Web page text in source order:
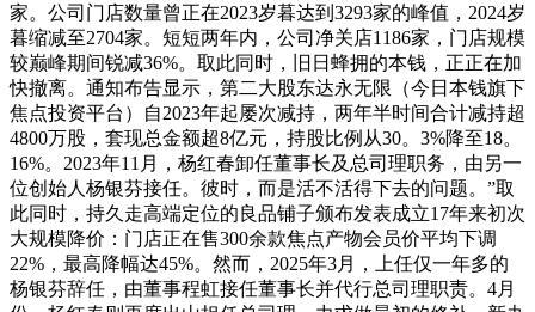
家。公司门店数量曾正在2023岁暮达到3293家的峰值，2024岁
暮缩减至2704家。短短两年内，公司净关店1186家，门店规模
较巅峰期间锐减36%。取此同时，旧日蜂拥的本钱，正正在加
快撤离。通知布告显示，第二大股东达永无限（今日本钱旗下
焦点投资平台）自2023年起屡次减持，两年半时间合计减持超
4800万股，套现总金额超8亿元，持股比例从30。3%降至18。
16%。2023年11月，杨红春卸任董事长及总司理职务，由另一
位创始人杨银芬接任。彼时，而是活不活得下去的问题。”取
此同时，持久走高端定位的良品铺子颁布发表成立17年来初次
大规模降价：门店正在售300余款焦点产物会员价平均下调
22%，最高降幅达45%。然而，2025年3月，上任仅一年多的
杨银芬辞任，由董事程虹接任董事长并代行总司理职责。4月